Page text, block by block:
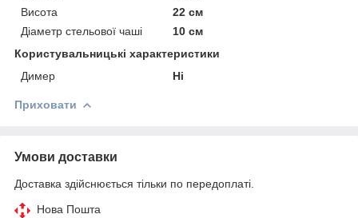
Висота
22 см
Діаметр стельової чаші
10 см
Користувальницькі характеристики
Димер
Ні
Приховати
Умови доставки
Доставка здійснюється тільки по передоплаті.
Нова Пошта